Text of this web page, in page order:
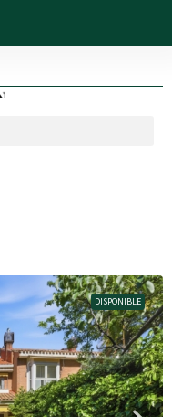
DISPONIBLE